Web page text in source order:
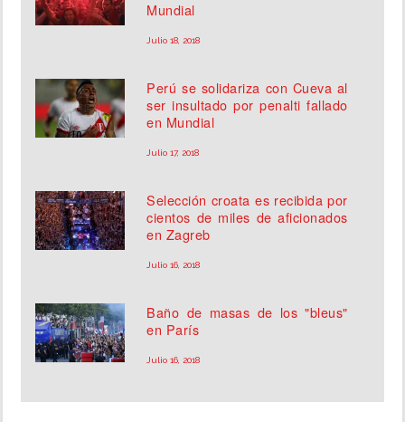
Mundial
Julio 18, 2018
Perú se solidariza con Cueva al
ser insultado por penalti fallado
en Mundial
Julio 17, 2018
Selección croata es recibida por
cientos de miles de aficionados
en Zagreb
Julio 16, 2018
Baño de masas de los "bleus"
en París
Julio 16, 2018